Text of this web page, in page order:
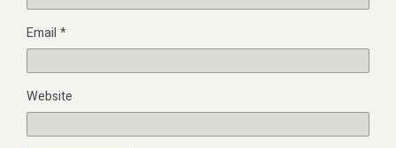
Email *
Website